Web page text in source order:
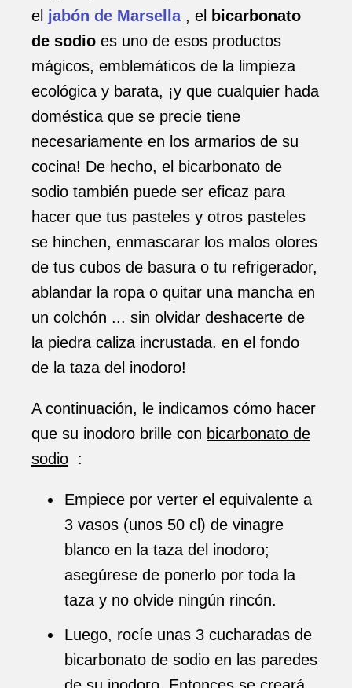
el jabón de Marsella, el
bicarbonato
de sodio es uno de esos productos
mágicos, emblemáticos de la limpieza
ecológica y barata, ¡y que cualquier hada
doméstica que se precie tiene
necesariamente en los armarios de su
cocina! De hecho, el bicarbonato de
sodio también puede ser eficaz para
hacer que tus pasteles y otros pasteles
se hinchen, enmascarar los malos olores
de tus cubos de basura o tu refrigerador,
ablandar la ropa o quitar una mancha en
un colchón ... sin olvidar deshacerte de
la piedra caliza incrustada. en el fondo
de la taza del inodoro!
A continuación, le indicamos cómo hacer
que su inodoro brille con bicarbonato de
sodio :
Empiece por verter el equivalente a
3 vasos (unos 50 cl) de vinagre
blanco en la taza del inodoro;
asegúrese de ponerlo por toda la
taza y no olvide ningún rincón.
Luego, rocíe unas 3 cucharadas de
bicarbonato de sodio en las paredes